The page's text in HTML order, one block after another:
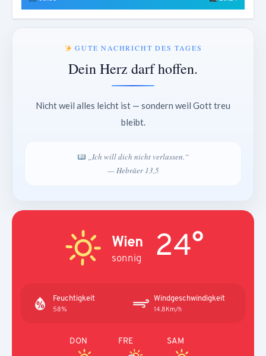
GUTE NACHRICHT DES TAGES
Dein Herz darf hoffen.
Nicht weil alles leicht ist — sondern weil Gott treu
bleibt.
„Ich will dich nicht verlassen.“
— Hebräer 13,5
Wien
sonnig 24°
Feuchtigkeit
58%
Windgeschwindigkeit
14.8Km/h
DON FRE SAM